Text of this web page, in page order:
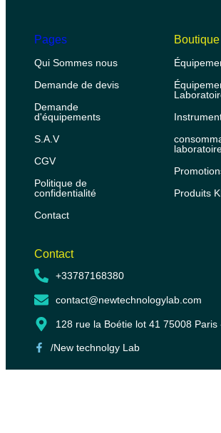
Pages
Qui Sommes nous
Demande de devis
Demande
d'équipements
S.A.V
CGV
Politique de
confidentialité
Contact
Boutique
Produits
Contact
+33787168380
contact@newtechnologylab.com
128 rue la Boétie lot 41 75008 Paris
/New technolgy Lab